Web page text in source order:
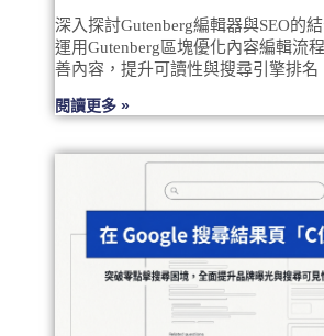
深入探討Gutenberg編輯器與SEO的
運用Gutenberg區塊優化內容編輯流
善內容，提升可讀性與搜尋引擎排名
閱讀更多 »